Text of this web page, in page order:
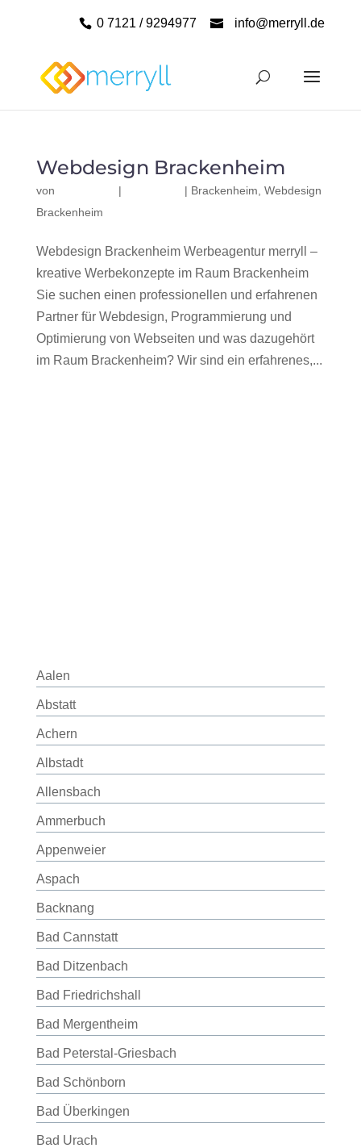
0 7121 / 9294977 info@merryll.de
Webdesign Brackenheim
von | | Brackenheim Webdesign
Brackenheim
Webdesign Brackenheim Werbeagentur merryll –
kreative Werbekonzepte im Raum Brackenheim
Sie suchen einen professionellen und erfahrenen
Partner für Webdesign, Programmierung und
Optimierung von Webseiten und was dazugehört
im Raum Brackenheim? Wir sind ein erfahrenes,...
Aalen
Abstatt
Achern
Albstadt
Allensbach
Ammerbuch
Appenweier
Aspach
Backnang
Bad Cannstatt
Bad Ditzenbach
Bad Friedrichshall
Bad Mergentheim
Bad Peterstal-Griesbach
Bad Schönborn
Bad Überkingen
Bad Urach